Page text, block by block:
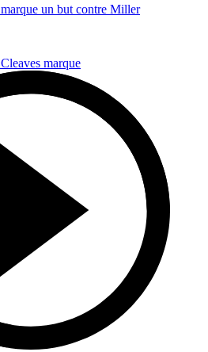
un but contre Miller